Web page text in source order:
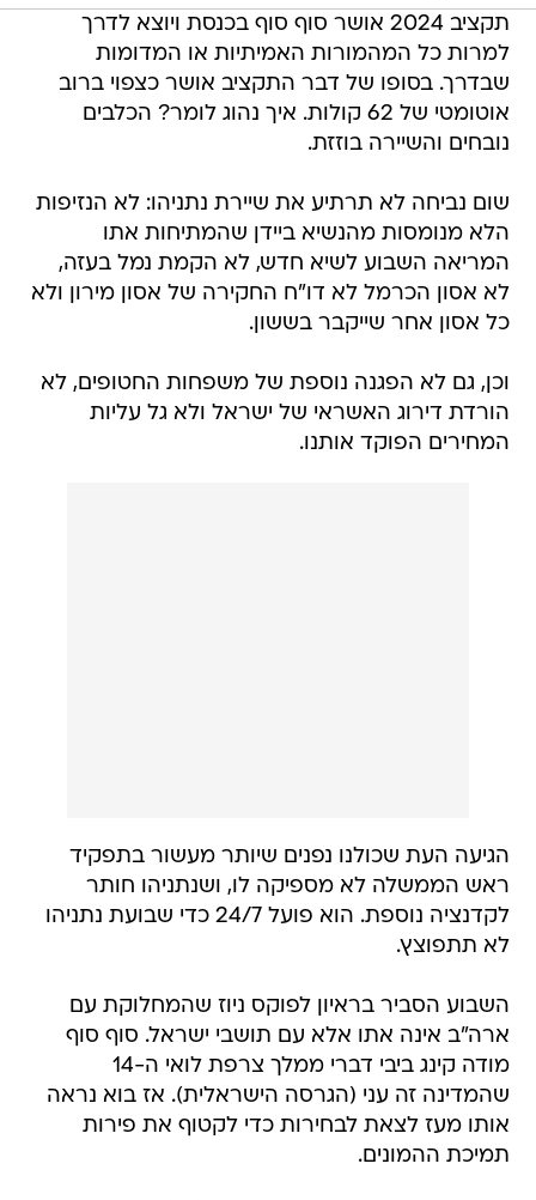
תקציב 2024 אושר סוף סוף בכנסת ויוצא לדרך
למרות כל המהמורות האמיתיות או המדומות
שבדרך. בסופו של דבר התקציב אושר כצפוי ברוב
אוטומטי של 62 קולות. איך נהוג לומר? הכלבים
נובחים והשיירה בוזזת.
שום נביחה לא תרתיע את שיירת נתניהו: לא הנזיפות
הלא מנומסות מהנשיא ביידן שהמתיחות אתו
המריאה השבוע לשיא חדש, לא הקמת נמל בעזה,
לא אסון הכרמל לא דו"ח החקירה של אסון מירון ולא
כל אסון אחר שייקבר בששון.
וכן, גם לא הפגנה נוספת של משפחות החטופים, לא
הורדת דירוג האשראי של ישראל ולא גל עליות
המחירים הפוקד אותנו.
הגיעה העת שכולנו נפנים שיותר מעשור בתפקיד
ראש הממשלה לא מספיקה לו, ושנתניהו חותר
לקדנציה נוספת. הוא פועל 24/7 כדי שבועת נתניהו
לא תתפוצץ.
השבוע הסביר בראיון לפוקס ניוז שהמחלוקת עם
ארה"ב אינה אתו אלא עם תושבי ישראל. סוף סוף
מודה קינג ביבי דברי ממלך צרפת לואי ה-14
שהמדינה זה עני (הגרסה הישראלית). אז בוא נראה
אותו מעז לצאת לבחירות כדי לקטוף את פירות
תמיכת ההמונים.